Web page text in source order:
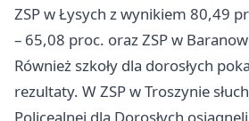
ZSP w Łysych z wynikiem 80,49
– 65,08 proc. oraz ZSP w
Również szkoły dla dorosłych
rezultaty. W ZSP w Troszynie